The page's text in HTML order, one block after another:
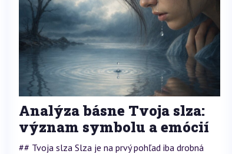
Analýza básne Tvoja slza:
význam symbolu a emócií
## Tvoja slza Slza je na prvý pohľad iba drobná